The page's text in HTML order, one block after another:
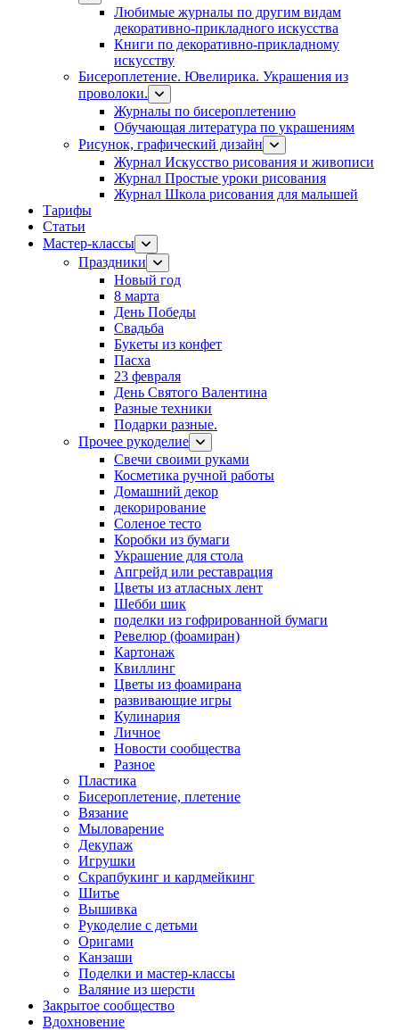
Любимые журналы по другим видам
декоративно-прикладного искусства
Книги по декоративно-прикладному
искусству
Бисероплетение. Ювелирика. Украшения из
проволоки.
Журналы по бисероплетению
Обучающая литература по украшениям
Рисунок, графический дизайн
Журнал Искусство рисования и живописи
Журнал Простые уроки рисования
Журнал Школа рисования для малышей
Тарифы
Статьи
Мастер-классы
Праздники
Новый год
8 марта
День Победы
Свадьба
Букеты из конфет
Пасха
23 февраля
День Святого Валентина
Разные техники
Подарки разные.
Прочее рукоделие
Свечи своими руками
Косметика ручной работы
Домашний декор
декорирование
Соленое тесто
Коробки из бумаги
Украшение для стола
Апгрейд или реставрация
Цветы из атласных лент
Шебби шик
поделки из гофрированной бумаги
Ревелюр (фоамиран)
Картонаж
Квиллинг
Цветы из фоамирана
развивающие игры
Кулинария
Личное
Новости сообщества
Разное
Пластика
Бисероплетение, плетение
Вязание
Мыловарение
Декупаж
Игрушки
Скрапбукинг и кардмейкинг
Шитье
Вышивка
Рукоделие с детьми
Оригами
Канзаши
Поделки и мастер-классы
Валяние из шерсти
Закрытое сообщество
Вдохновение